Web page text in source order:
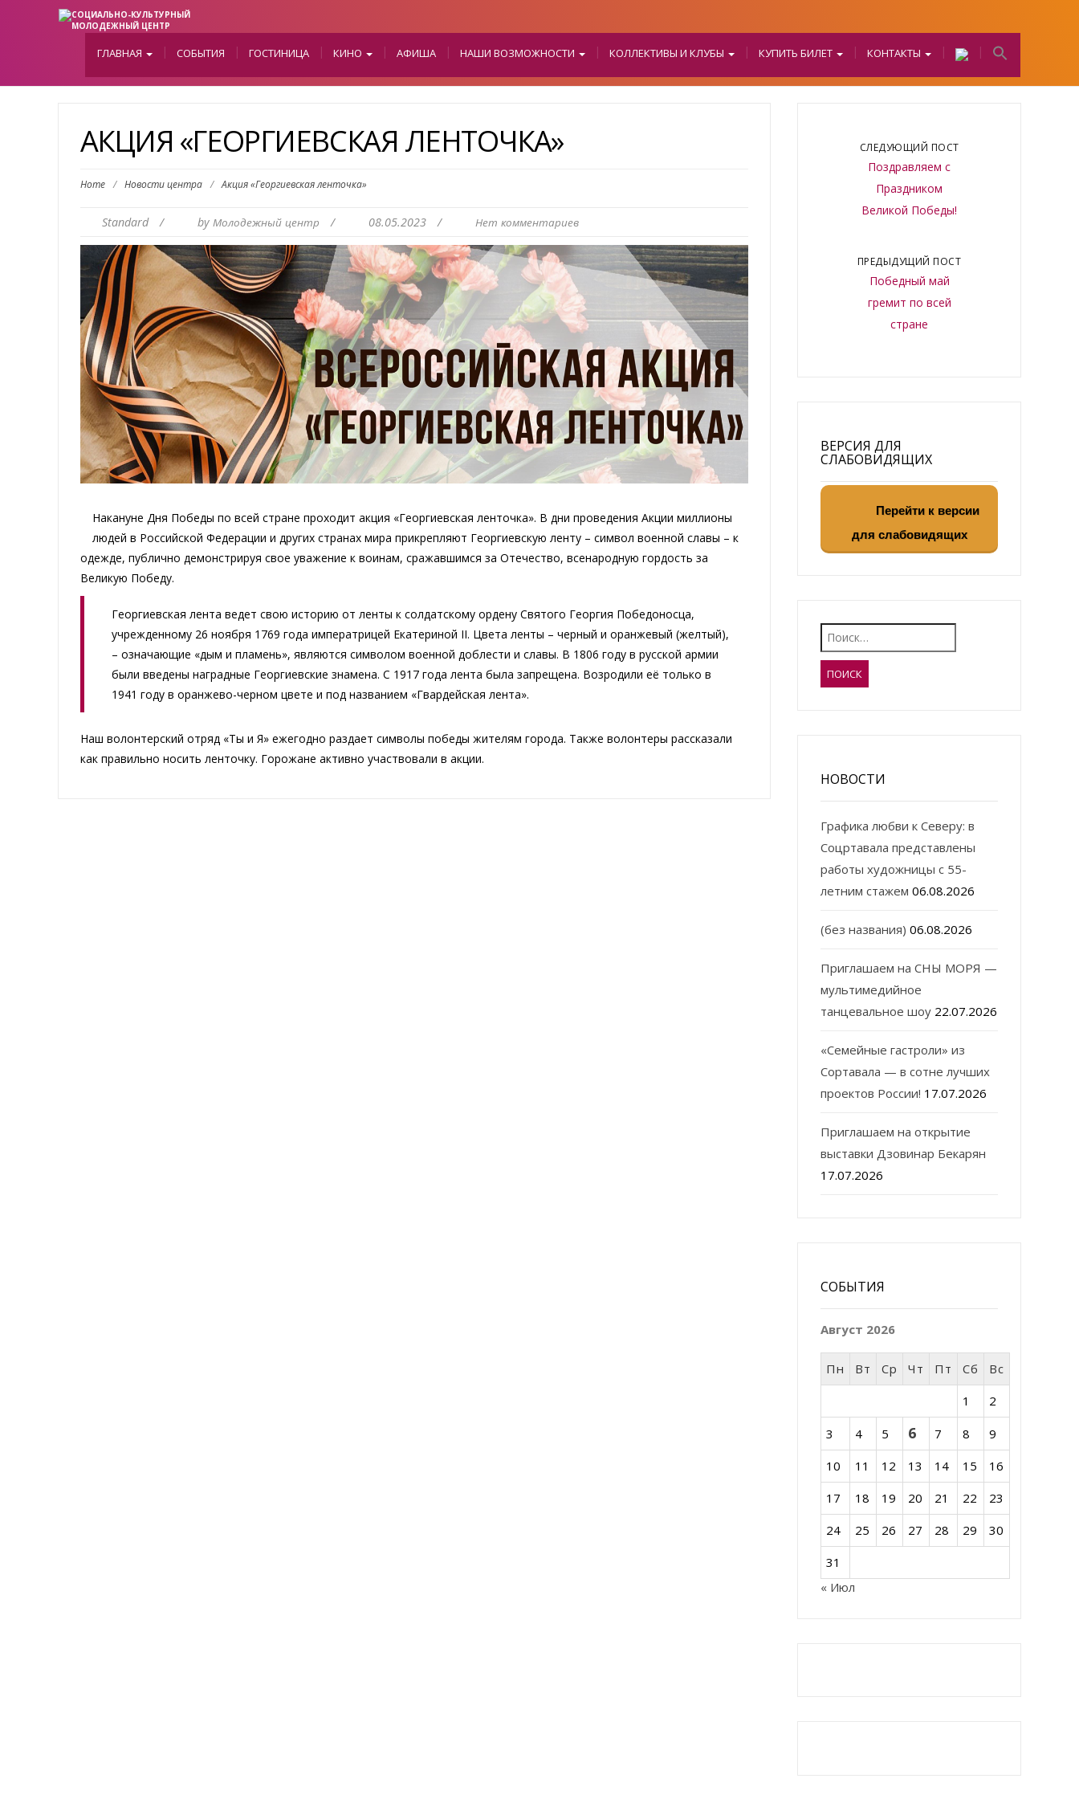
ГЛАВНАЯ СОБЫТИЯ ГОСТИНИЦА КИНО АФИША НАШИ ВОЗМОЖНОСТИ КОЛЛЕКТИВЫ И КЛУБЫ КУПИТЬ БИЛЕТ КОНТАКТЫ
АКЦИЯ «ГЕОРГИЕВСКАЯ ЛЕНТОЧКА»
Home / Новости центра / Акция «Георгиевская ленточка»
Standard / byМолодежный центр / 08.05.2023 / Нет комментариев
Накануне Дня Победы по всей стране проходит акция «Георгиевская ленточка». В дни проведения Акции миллионы
людей в Российской Федерации и других странах мира прикрепляют Георгиевскую ленту – символ военной славы – к
одежде, публично демонстрируя свое уважение к воинам, сражавшимся за Отечество, всенародную гордость за
Великую Победу.
Георгиевская лента ведет свою историю от ленты к солдатскому ордену Святого Георгия Победоносца,
учрежденному 26 ноября 1769 года императрицей Екатериной II. Цвета ленты – черный и оранжевый (желтый),
– означающие «дым и пламень», являются символом военной доблести и славы. В 1806 году в русской армии
были введены наградные Георгиевские знамена. С 1917 года лента была запрещена. Возродили её только в
1941 году в оранжево-черном цвете и под названием «Гвардейская лента».
Наш волонтерский отряд «Ты и Я» ежегодно раздает символы победы жителям города. Также волонтеры рассказали
как правильно носить ленточку. Горожане активно участвовали в акции.
СЛЕДУЮЩИЙ ПОСТ
Поздравляем с
Праздником
Великой Победы!
ПРЕДЫДУЩИЙ ПОСТ
Победный май
гремит по всей
стране
ВЕРСИЯ ДЛЯ
СЛАБОВИДЯЩИХ
Перейти к версии
для слабовидящих
Найти:
НОВОСТИ
Графика любви к Северу: в
Соцртавала представлены
работы художницы с 55-
летним стажем 06.08.2026
(без названия) 06.08.2026
Приглашаем на СНЫ МОРЯ —
мультимедийное
танцевальное шоу 22.07.2026
«Семейные гастроли» из
Сортавала — в сотне лучших
проектов России! 17.07.2026
Приглашаем на открытие
выставки Дзовинар Бекарян
17.07.2026
СОБЫТИЯ
Август 2026
Пн Вт Ср Чт Пт Сб
Вс
1
2
3 4 5 6 7 8
9
10
11 12 13 14 15
16
17
18 19 20 21 22
23
24
25 26 27 28 29
30
31
« Июл